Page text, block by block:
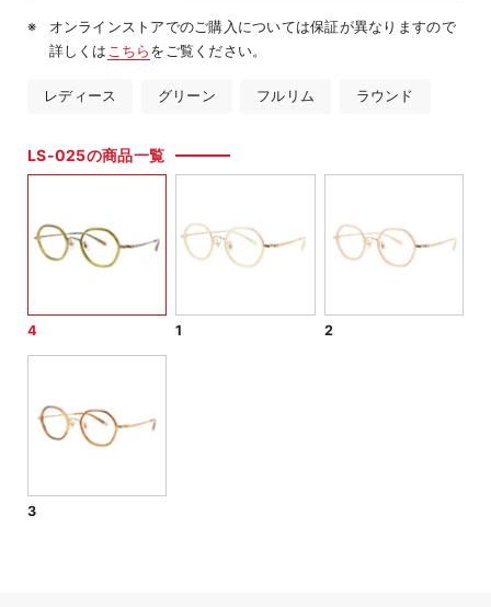
オンラインストアでのご購入については保証が異なりますので
詳しくは こちらをご覧ください。
レディース グリーン フルリム ラウンド
LS-025の商品一覧
4 1 2
3